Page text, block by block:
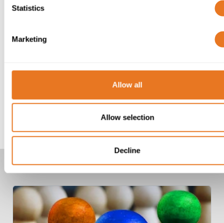
Statistics
Marketing
Allow all
Allow selection
Decline
EXPLORAR MAIS